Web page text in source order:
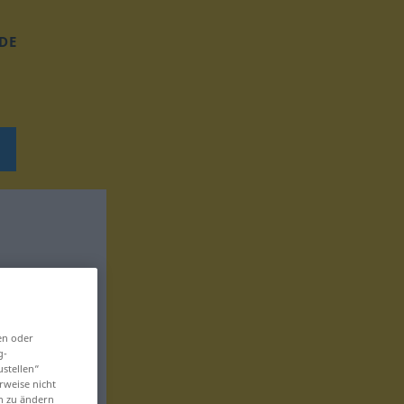
DE
oder
nicht
zu ändern